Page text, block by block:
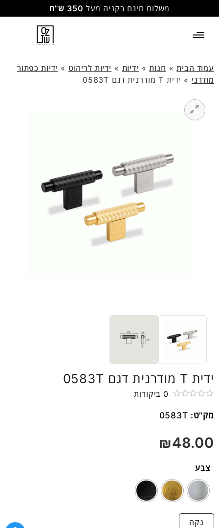
משלוח חינם בקניה מעל 350 ש”ח
עמוד הבית» חנות» ידיות » ידיות לריהוט » ידיות כפתור
מודרני » ידית T מודרנית דגם 0583T
ידית T מודרנית דגם 0583T
0
5
0 ביקורות
מק"ט: 0583T
₪48.00
צבע
נקה